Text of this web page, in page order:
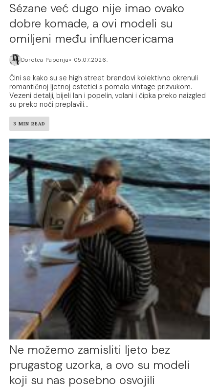
Sézane već dugo nije imao ovako
dobre komade, a ovi modeli su
omiljeni među influencericama
Dorotea Paponja 05.07.2026.
Čini se kako su se high street brendovi kolektivno okrenuli
romantičnoj ljetnoj estetici s pomalo vintage prizvukom.
Vezeni detalji, bijeli lan i popelin, volani i čipka preko naizgled
su preko noći preplavili...
3 MIN READ
Ne možemo zamisliti ljeto bez
prugastog uzorka, a ovo su modeli
koji su nas posebno osvojili